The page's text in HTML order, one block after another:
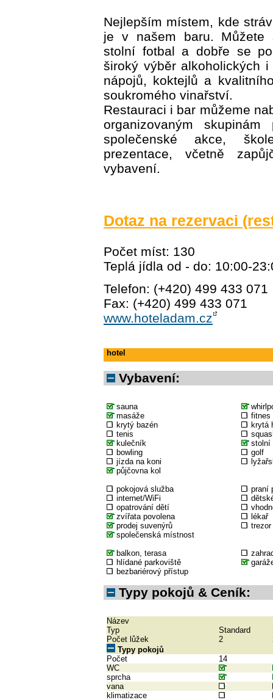
Nejlepším místem, kde
je v našem baru. Můžete
stolní fotbal a dobře se
široký výběr alkoholických i
nápojů, koktejlů a
soukromého vinařství.
Restauraci i bar můžeme
organizovaným skupinám
společenské akce,
prezentace, včetně
vybavení.
Dotaz na rezervaci
Počet míst: 130
Teplá jídla od - do: 10:00-
Telefon: (+420) 499 433 071
Fax: (+420) 499 433 071
www.hoteladam.cz
hotel
Vybavení:
sauna
masáže
fitnes
krytý bazén
krytá
tenis
kulečník
stolní
bowling
golf
jízda na koni
půjčovna kol
pokojová služba
praní
internet/WiFi
opatrování dětí
zvířata povolena
lékař
prodej suvenýrů
trezor
společenská místnost
balkon, terasa
hlídané parkoviště
bezbariérový přístup
Typy pokojů & Ceník:
Název
Typ
Standard
Počet lůžek
2
Typy pokojů
Počet
14
WC
sprcha
vana
klimatizace